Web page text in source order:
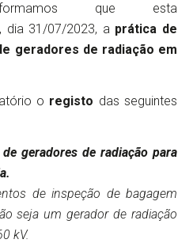
que esta
dia 31/07/2023, a prática de
geradores de radiação em
o registo das seguintes
geradores de radiação para
de inspeção de bagagem
seja um gerador de radiação
kV.